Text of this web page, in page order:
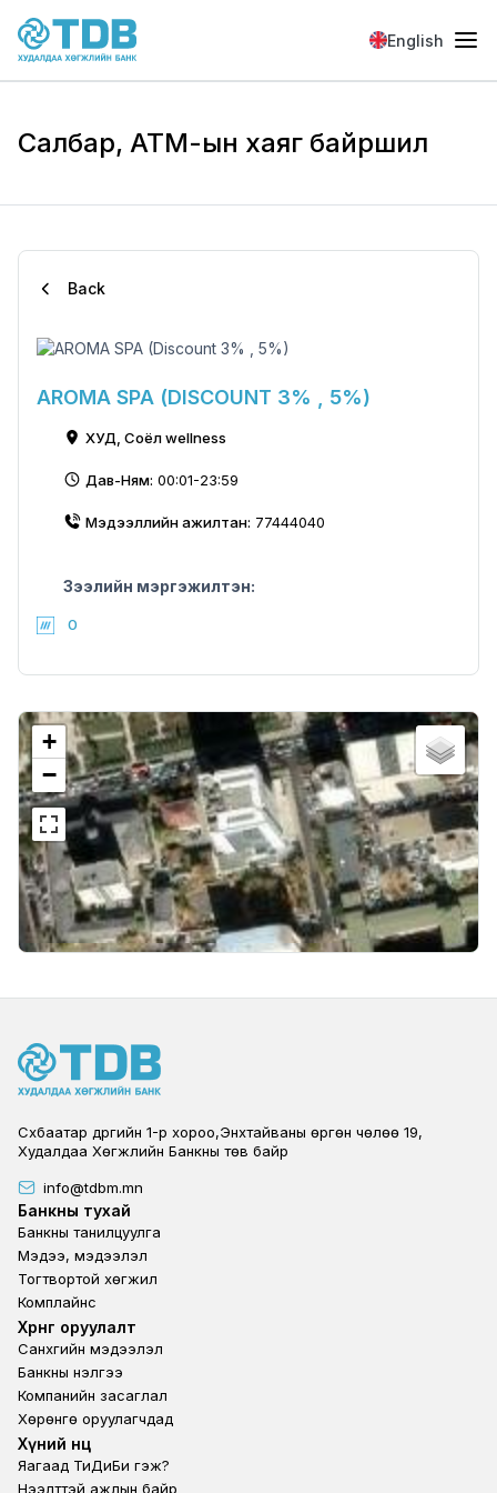
Skip to main content
English
Салбар, АТМ-ын хаяг байршил
Back
AROMA SPA (DISCOUNT 3% , 5%)
ХУД, Соёл wellness
Дав-Ням: 00:01-23:59
Мэдээллийн ажилтан: 77444040
Зээлийн мэргэжилтэн:
0
+
−
Сүхбаатар дүүргийн 1-р хороо,Энхтайваны өргөн чөлөө 19,
Худалдаа Хөгжлийн Банкны төв байр
info@tdbm.mn
Footer
Банкны тухай
Банкны танилцуулга
Мэдээ, мэдээлэл
Тогтвортой хөгжил
Комплайнс
Footer third
Хөрөнгө оруулалт
Санхүүгийн мэдээлэл
Банкны үнэлгээ
Компанийн засаглал
Хөрөнгө оруулагчдад
Footer second
Хүний нөөц
Яагаад ТиДиБи гэж?
Нээлттэй ажлын байр